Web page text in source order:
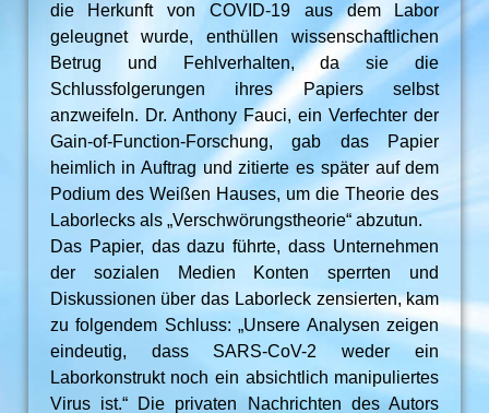
die Herkunft von COVID-19 aus dem Labor
geleugnet wurde, enthüllen wissenschaftlichen
Betrug und Fehlverhalten, da sie die
Schlussfolgerungen ihres Papiers selbst
anzweifeln. Dr. Anthony Fauci, ein Verfechter der
Gain-of-Function-Forschung, gab das Papier
heimlich in Auftrag und zitierte es später auf dem
Podium des Weißen Hauses, um die Theorie des
Laborlecks als „Verschwörungstheorie“ abzutun.
Das Papier, das dazu führte, dass Unternehmen
der sozialen Medien Konten sperrten und
Diskussionen über das Laborleck zensierten, kam
zu folgendem Schluss: „Unsere Analysen zeigen
eindeutig, dass SARS-CoV-2 weder ein
Laborkonstrukt noch ein absichtlich manipuliertes
Virus ist.“ Die privaten Nachrichten des Autors